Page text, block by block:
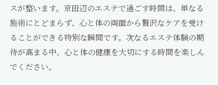
スが整います。京田辺のエステで過ごす時間は、単なる
施術にとどまらず、心と体の両面から贅沢なケアを受け
ることができる特別な瞬間です。次なるエステ体験の期
待が高まる中、心と体の健康を大切にする時間を楽しん
でください。